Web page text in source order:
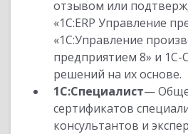
отзывом или
«1С:ERP Управление
«1С:Управление
предприятием 8» и 1С-
решений на их основе.
1С:Специалист—
сертификатов
консультантов и